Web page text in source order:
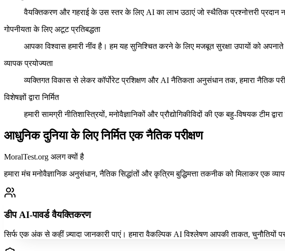
वैयक्तिकरण और गहराई के उस स्तर के लिए AI का लाभ उठाएं जो स्थैतिक प्रश्नोत्तरी
गोपनीयता के लिए अटूट प्रतिबद्धता
आपका विश्वास हमारी नींव है। हम यह सुनिश्चित करने के लिए मजबूत सुरक्षा उपायों को
व्यापक प्रयोज्यता
व्यक्तिगत विकास से लेकर कॉर्पोरेट प्रशिक्षण और AI नैतिकता अनुसंधान तक, हमारा नैतिक
विशेषज्ञों द्वारा निर्मित
हमारी सामग्री नीतिशास्त्रियों, मनोवैज्ञानिकों और प्रौद्योगिकीविदों की एक बहु-विषयक टीम
आधुनिक दुनिया के लिए निर्मित एक नैतिक परीक्षण
MoralTest.org अलग क्यों है
हमारा मंच मनोवैज्ञानिक अनुसंधान, नैतिक सिद्धांतों और कृत्रिम बुद्धिमत्ता तकनीक को मिलाकर
डीप AI-पावर्ड वैयक्तिकरण
सिर्फ एक अंक से कहीं ज़्यादा जानकारी पाएं। हमारा वैकल्पिक AI विश्लेषण आपकी ताकत, चुनौतियों